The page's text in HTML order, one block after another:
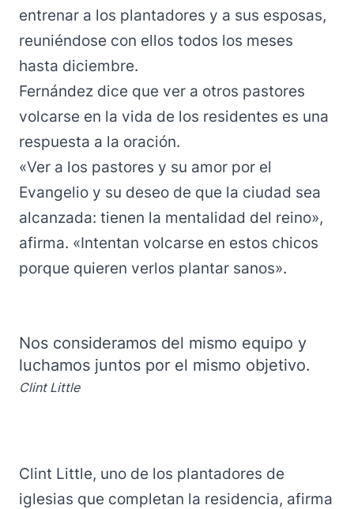
entrenar a los plantadores y a sus esposas,
reuniéndose con ellos todos los meses
hasta diciembre.
Fernández dice que ver a otros pastores
volcarse en la vida de los residentes es una
respuesta a la oración.
«Ver a los pastores y su amor por el
Evangelio y su deseo de que la ciudad sea
alcanzada: tienen la mentalidad del reino»,
afirma. «Intentan volcarse en estos chicos
porque quieren verlos plantar sanos».
Nos consideramos del mismo equipo y
luchamos juntos por el mismo objetivo.
Clint Little
Clint Little, uno de los plantadores de
iglesias que completan la residencia, afirma